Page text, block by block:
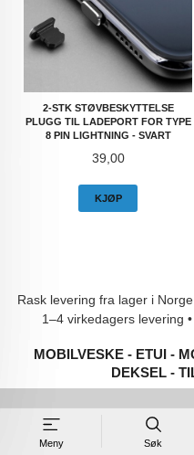
Meny Søk
2-STK STØVBESKYTTELSE
PLUGG TIL LADEPORT FOR TYPE
8 PIN LIGHTNING - SVART
Pris
39,00
KJØP
Rask levering fra lager i
1–4 virkedagers levering
MOBILVESKE - ETUI -
DEKSEL -
MOBILDEKSEL AS